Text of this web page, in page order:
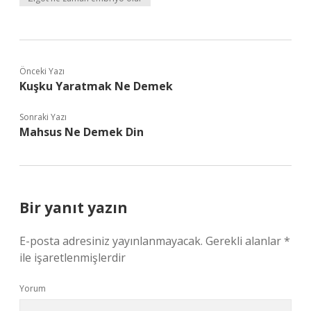
Önceki Yazı
Kuşku Yaratmak Ne Demek
Sonraki Yazı
Mahsus Ne Demek Din
Bir yanıt yazın
E-posta adresiniz yayınlanmayacak. Gerekli alanlar*
ile işaretlenmişlerdir
Yorum